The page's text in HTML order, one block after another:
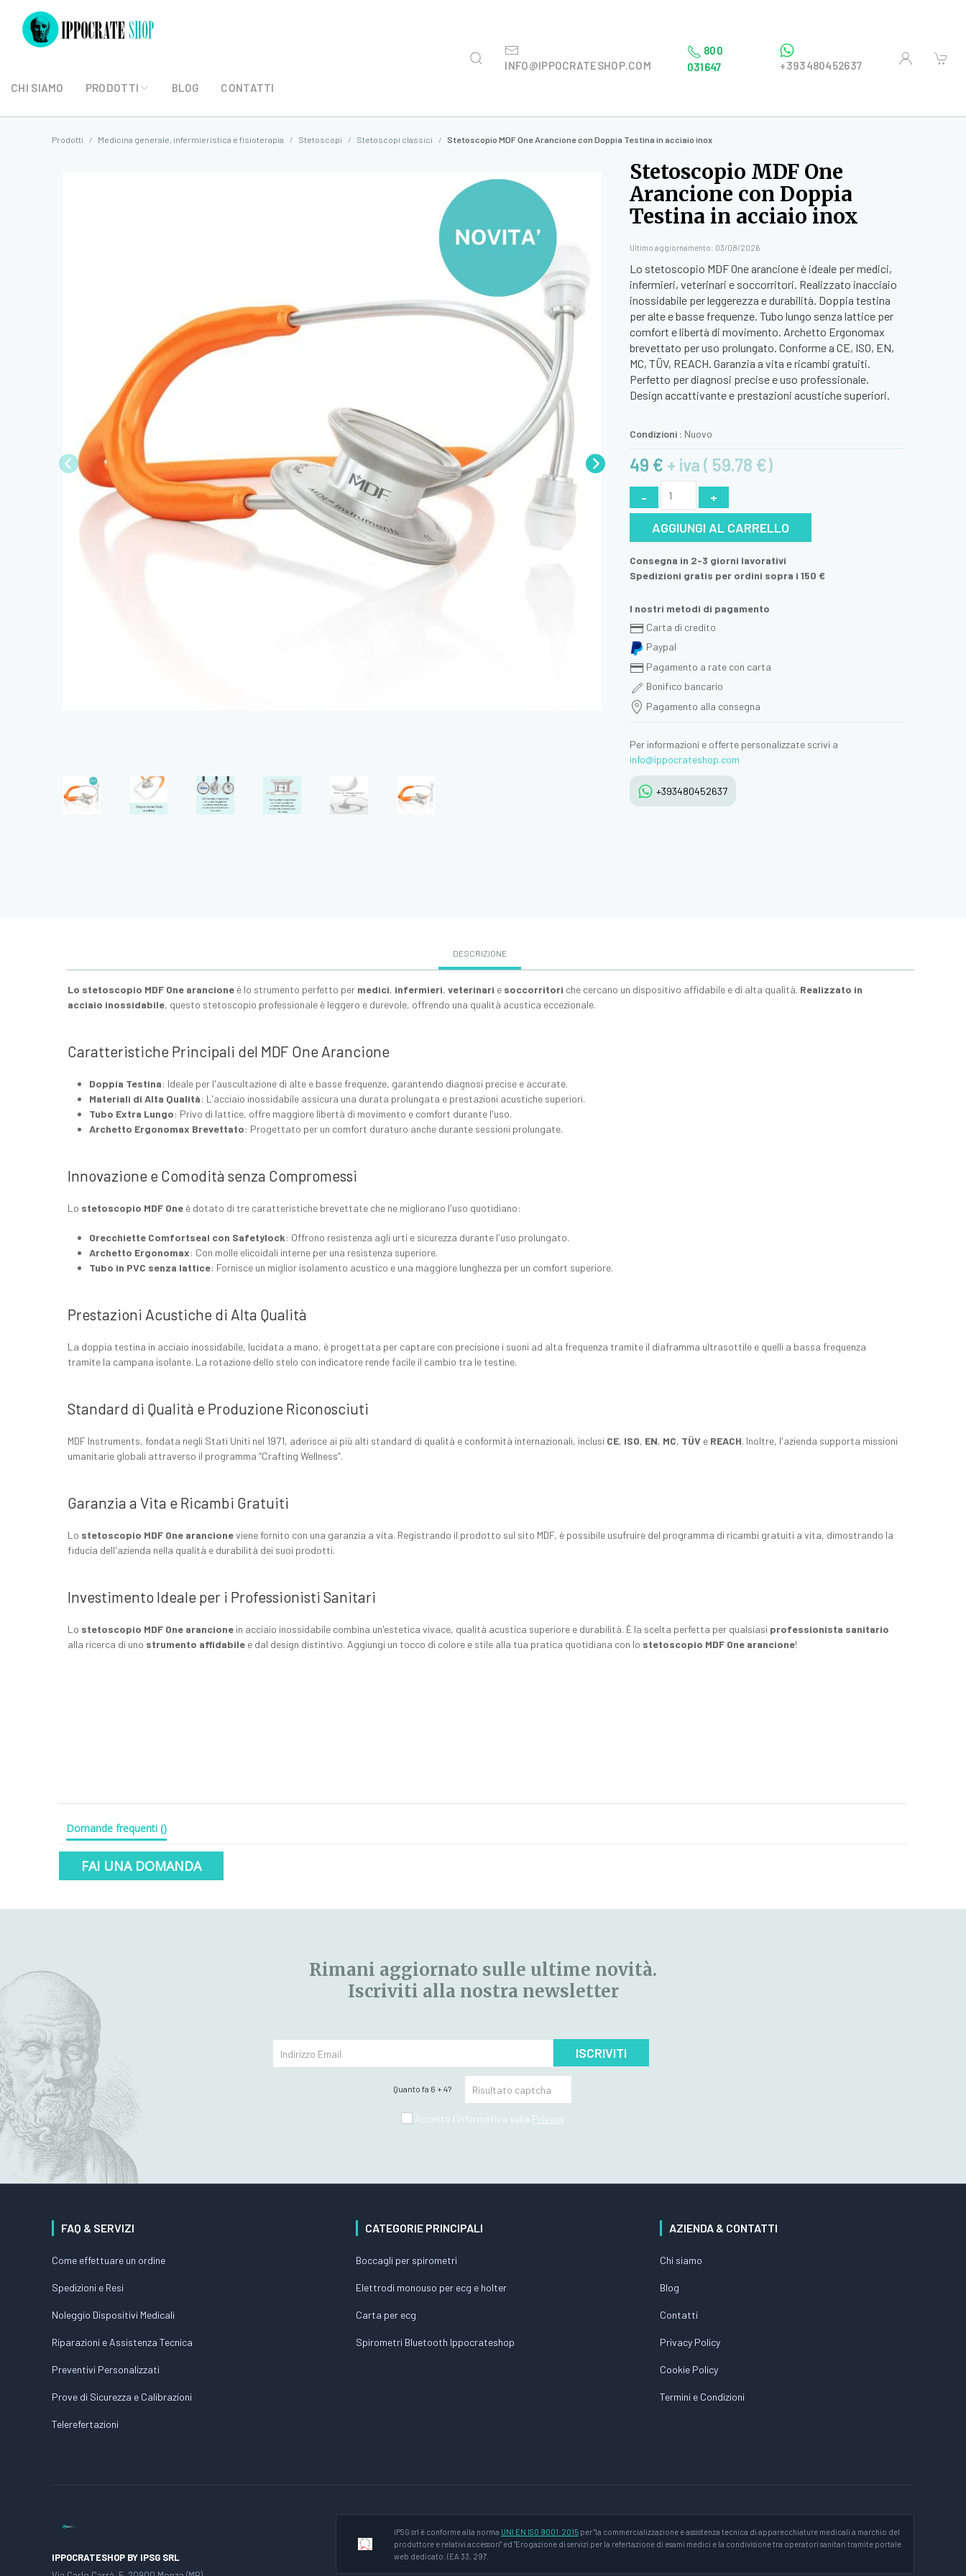
CHI SIAMO PRODOTTI BLOG CONTATTI
INFO@IPPOCRATESHOP.COM
800
031647
+393480452637
Prodotti Medicina generale, infermieristica e fisioterapia Stetoscopi Stetoscopi classici Stetoscopio MDF One Arancione con Doppia Testina in acciaio inox
Stetoscopio MDF One
Arancione con Doppia
Testina in acciaio inox
Ultimo aggiornamento: 03/08/2026
Lo stetoscopio MDF One arancione è ideale per medici,
infermieri, veterinari e soccorritori. Realizzato inacciaio
inossidabile per leggerezza e durabilità. Doppia testina
per alte e basse frequenze. Tubo lungo senza lattice per
comfort e libertà di movimento. Archetto Ergonomax
brevettato per uso prolungato. Conforme a CE, ISO, EN,
MC, TÜV, REACH. Garanzia a vita e ricambi gratuiti.
Perfetto per diagnosi precise e uso professionale.
Design accattivante e prestazioni acustiche superiori.
Condizioni : Nuovo
49 € + iva ( 59.78 €)
-
+
AGGIUNGI AL CARRELLO
Consegna in 2-3 giorni lavorativi
Spedizioni gratis per ordini sopra i 150 €
I nostri metodi di pagamento
Carta di credito
Paypal
Pagamento a rate con carta
Bonifico bancario
Pagamento alla consegna
Per informazioni e offerte personalizzate scrivi a
info@ippocrateshop.com
+393480452637
DESCRIZIONE
Lo stetoscopio MDF One arancione è lo strumento perfetto per medici, infermieri, veterinari e soccorritori che cercano un dispositivo affidabile e di alta qualità. Realizzato in
acciaio inossidabile, questo stetoscopio professionale è leggero e durevole, offrendo una qualità acustica eccezionale.
Caratteristiche Principali del MDF One Arancione
Doppia Testina: Ideale per l'auscultazione di alte e basse frequenze, garantendo diagnosi precise e accurate.
Materiali di Alta Qualità: L'acciaio inossidabile assicura una durata prolungata e prestazioni acustiche superiori.
Tubo Extra Lungo: Privo di lattice, offre maggiore libertà di movimento e comfort durante l'uso.
Archetto Ergonomax Brevettato: Progettato per un comfort duraturo anche durante sessioni prolungate.
Innovazione e Comodità senza Compromessi
Lo stetoscopio MDF One è dotato di tre caratteristiche brevettate che ne migliorano l'uso quotidiano:
Orecchiette Comfortseal con Safetylock: Offrono resistenza agli urti e sicurezza durante l'uso prolungato.
Archetto Ergonomax: Con molle elicoidali interne per una resistenza superiore.
Tubo in PVC senza lattice: Fornisce un miglior isolamento acustico e una maggiore lunghezza per un comfort superiore.
Prestazioni Acustiche di Alta Qualità
La doppia testina in acciaio inossidabile, lucidata a mano, è progettata per captare con precisione i suoni ad alta frequenza tramite il diaframma ultrasottile e quelli a bassa frequenza
tramite la campana isolante. La rotazione dello stelo con indicatore rende facile il cambio tra le testine.
Standard di Qualità e Produzione Riconosciuti
MDF Instruments, fondata negli Stati Uniti nel 1971, aderisce ai più alti standard di qualità e conformità internazionali, inclusi CE, ISO, EN, MC, TÜV e REACH. Inoltre, l'azienda supporta missioni
umanitarie globali attraverso il programma “Crafting Wellness”.
Garanzia a Vita e Ricambi Gratuiti
Lo stetoscopio MDF One arancioneviene fornito con una garanzia a vita. Registrando il prodotto sul sito MDF, è possibile usufruire del programma di ricambi gratuiti a vita, dimostrando la
fiducia dell'azienda nella qualità e durabilità dei suoi prodotti.
Investimento Ideale per i Professionisti Sanitari
Lo stetoscopio MDF One arancione in acciaio inossidabile combina un'estetica vivace, qualità acustica superiore e durabilità. È la scelta perfetta per qualsiasi professionista sanitario
alla ricerca di uno strumento affidabile e dal design distintivo. Aggiungi un tocco di colore e stile alla tua pratica quotidiana con lo stetoscopio MDF One arancione!
Domande frequenti ()
FAI UNA DOMANDA
Rimani aggiornato sulle ultime novità.
Iscriviti alla nostra newsletter
ISCRIVITI
Quanto fa 6 + 4?
Accetto l'informativa sulla Privacy
FAQ & SERVIZI
Come effettuare un ordine
Spedizioni e Resi
Noleggio Dispositivi Medicali
Riparazioni e Assistenza Tecnica
Preventivi Personalizzati
Prove di Sicurezza e Calibrazioni
Telerefertazioni
CATEGORIE PRINCIPALI
Boccagli per spirometri
Elettrodi monouso per ecg e holter
Carta per ecg
Spirometri Bluetooth Ippocrateshop
AZIENDA & CONTATTI
Chi siamo
Blog
Contatti
Privacy Policy
Cookie Policy
Termini e Condizioni
IPPOCRATESHOP BY IPSG SRL
IPSG srl è conforme alla norma UNI EN ISO 9001:2015per "la commercializzazione e assistenza tecnica di apparecchiature medicali a marchio del
produttore e relativi accessori" ed "Erogazione di servizi per la refertazione di esami medici e la condivisione tra operatori sanitari tramite portale
web dedicato. (EA 33, 29)".